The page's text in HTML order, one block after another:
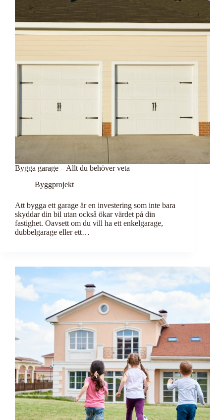
Bygga garage – Allt du behöver veta
Byggprojekt
Att bygga ett garage är en investering som inte bara
skyddar din bil utan också ökar värdet på din
fastighet. Oavsett om du vill ha ett enkelgarage,
dubbelgarage eller ett…